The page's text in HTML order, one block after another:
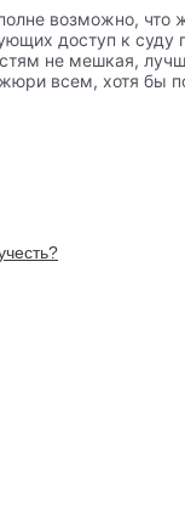
возможно, что
доступ к суду
не мешкая,
всем, хотя бы